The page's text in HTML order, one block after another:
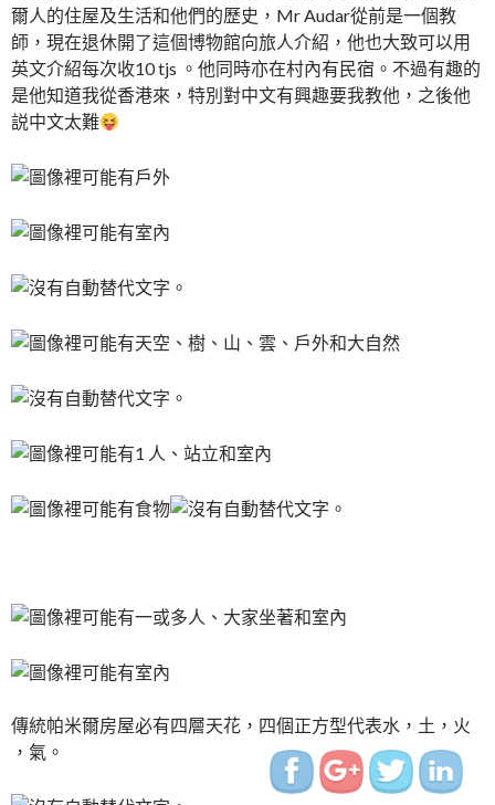
爾人的住屋及生活和他們的歷史，Mr Audar從前是一個教
師，現在退休開了這個博物館向旅人介紹，他也大致可以用
英文介紹每次收10 tjs 。他同時亦在村內有民宿。不過有趣的
是他知道我從香港來，特別對中文有興趣要我教他，之後他
説中文太難
傳統帕米爾房屋必有四層天花，四個正方型代表水，土，火
，氣。